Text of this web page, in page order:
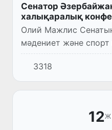
Сенатор
халықаралық
Олий Мажлис
мәдениет және спорт
төрағасы
қаласында
құрылғанына 106 жыл
3318
12